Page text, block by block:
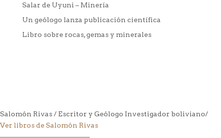
Salar de Uyuni – Minería
Un geólogo lanza publicación científica
Libro sobre rocas, gemas y minerales
Salomón Rivas / Escritor y Geólogo Investigador boliviano/
Ver libros de Salomón Rivas